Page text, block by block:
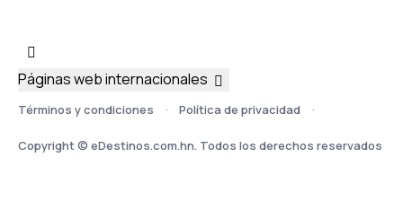
Términos y condiciones Política de privacidad
Copyright © eDestinos.com.hn. Todos los derechos reservados
Páginas web internacionales